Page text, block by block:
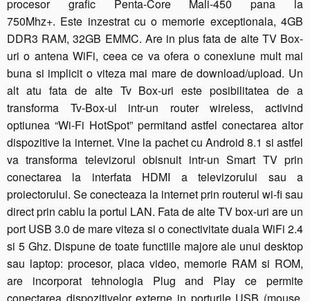
procesor grafic Penta-Core Mali-450 pana la
750Mhz+. Este inzestrat cu o memorie exceptionala, 4GB
DDR3 RAM, 32GB EMMC. Are in plus fata de alte TV Box-
uri o antena WiFi, ceea ce va ofera o conexiune mult mai
buna si implicit o viteza mai mare de download/upload. Un
alt atu fata de alte Tv Box-uri este posibilitatea de a
transforma Tv-Box-ul intr-un router wireless, activind
optiunea “Wi-Fi HotSpot” permitand astfel conectarea altor
dispozitive la internet. Vine la pachet cu Android 8.1 si astfel
va transforma televizorul obisnuit intr-un Smart TV prin
conectarea la interfata HDMI a televizorului sau a
proiectorului. Se conecteaza la internet prin routerul wi-fi sau
direct prin cablu la portul LAN. Fata de alte TV box-uri are un
port USB 3.0 de mare viteza si o conectivitate duala WiFi 2.4
si 5 Ghz. Dispune de toate functiile majore ale unui desktop
sau laptop: procesor, placa video, memorie RAM si ROM,
are incorporat tehnologia Plug and Play ce permite